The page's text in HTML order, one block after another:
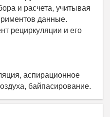
и расчета, учитывая
данные.
рециркуляции и его
аспирационное
байпасирование.